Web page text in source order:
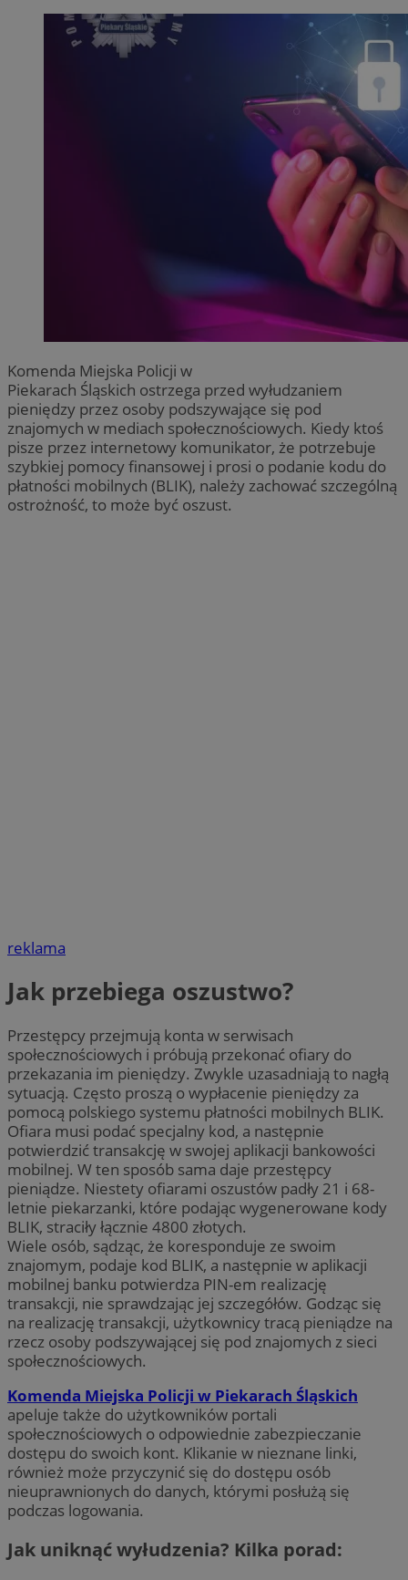
Komenda Miejska Policji w
Piekarach Śląskich ostrzega przed wyłudzaniem
pieniędzy przez osoby podszywające się pod
znajomych w mediach społecznościowych. Kiedy ktoś
pisze przez internetowy komunikator, że potrzebuje
szybkiej pomocy finansowej i prosi o podanie kodu do
płatności mobilnych (BLIK), należy zachować szczególną
ostrożność, to może być oszust.
reklama
Jak przebiega oszustwo?
Przestępcy przejmują konta w serwisach
społecznościowych i próbują przekonać ofiary do
przekazania im pieniędzy. Zwykle uzasadniają to nagłą
sytuacją. Często proszą o wypłacenie pieniędzy za
pomocą polskiego systemu płatności mobilnych BLIK.
Ofiara musi podać specjalny kod, a następnie
potwierdzić transakcję w swojej aplikacji bankowości
mobilnej. W ten sposób sama daje przestępcy
pieniądze. Niestety ofiarami oszustów padły 21 i 68-
letnie piekarzanki, które podając wygenerowane kody
BLIK, straciły łącznie 4800 złotych.
Wiele osób, sądząc, że koresponduje ze swoim
znajomym, podaje kod BLIK, a następnie w aplikacji
mobilnej banku potwierdza PIN-em realizację
transakcji, nie sprawdzając jej szczegółów. Godząc się
na realizację transakcji, użytkownicy tracą pieniądze na
rzecz osoby podszywającej się pod znajomych z sieci
społecznościowych.
Komenda Miejska Policji w Piekarach Śląskich
apeluje także do użytkowników portali
społecznościowych o odpowiednie zabezpieczanie
dostępu do swoich kont. Klikanie w nieznane linki,
również może przyczynić się do dostępu osób
nieuprawnionych do danych, którymi posłużą się
podczas logowania.
Jak uniknąć wyłudzenia? Kilka porad: